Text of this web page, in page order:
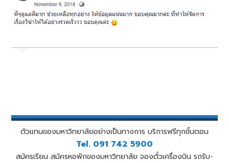
ตัวแทนของมหาวิทยาลัยอย่างเป็นทางการ บริการฟรีทุกขั้นตอน
Tel. 091 742 5900
สมัครเรียน สมัครหอพักของมหาวิทยาลัย จองตั๋วเครื่องบิน รถรับ-